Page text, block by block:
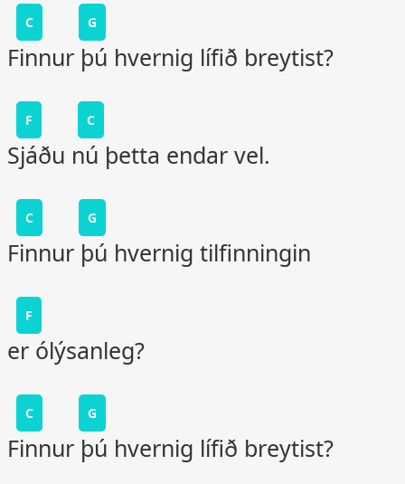
C G
Finnur þú hvernig lífið breytist?
F C
Sjáðu nú þetta endar vel.
C G
Finnur þú hvernig tilfinningin
F
er ólýsanleg?
C G
Finnur þú hvernig lífið breytist?